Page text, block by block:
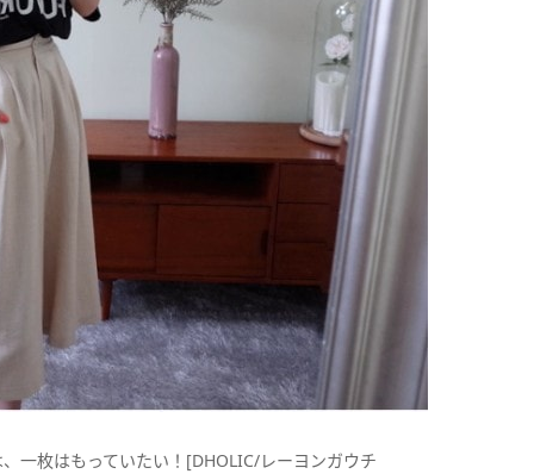
一枚はもっていたい！[DHOLIC/レーヨンガウチ